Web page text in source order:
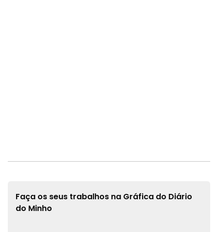
Faça os seus trabalhos na Gráfica do Diário
do Minho